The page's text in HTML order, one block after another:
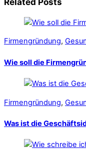
Firmengründung,
Wie soll die
Firmengründung,
Was ist die